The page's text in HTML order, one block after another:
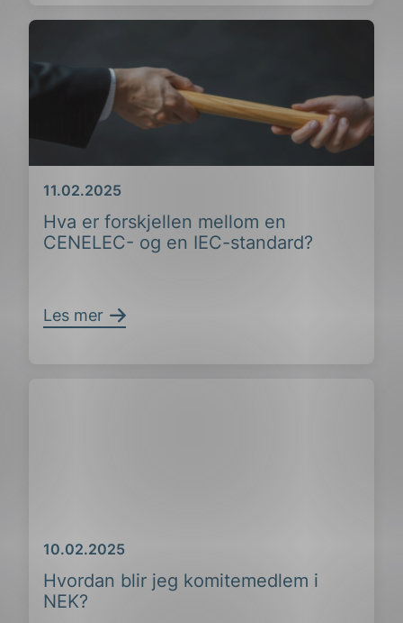
Hva er forskjellen mellom en
CENELEC- og en IEC-standard?
Dato
11.02.2025
Les mer
Hvordan blir jeg komitemedlem i
NEK?
Dato
10.02.2025